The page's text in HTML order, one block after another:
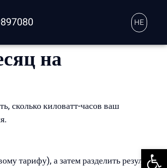
פתח סרגל נגישות
HE
на
сколько киловатт-часов ваш
тарифу), а затем разделить результат